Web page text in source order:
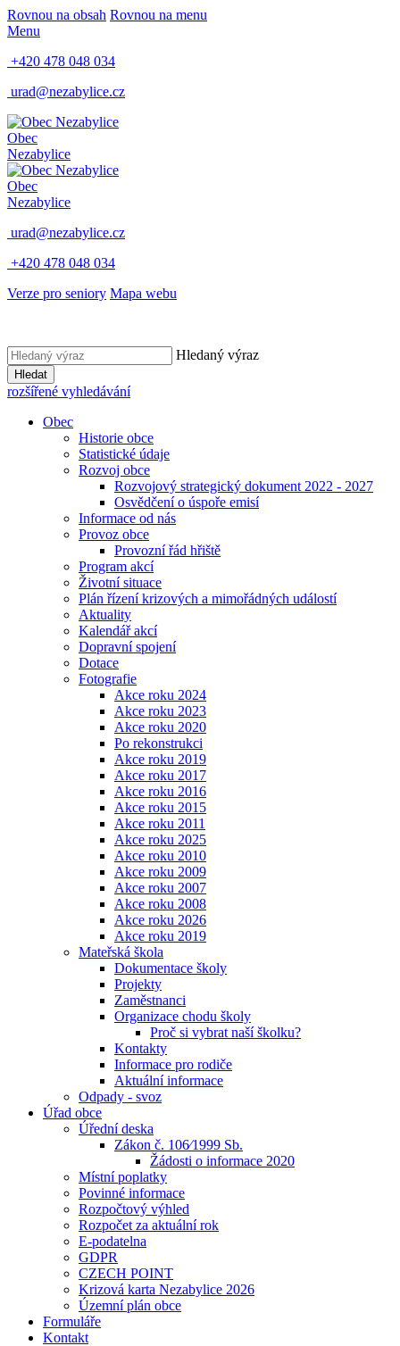
Rovnou na obsah Rovnou na menu
Menu
+420 478 048 034
urad@nezabylice.cz
Obec
Nezabylice
Obec
Nezabylice
urad@nezabylice.cz
+420 478 048 034
Verze pro seniory Mapa webu
Hledaný výraz
Hledat
rozšířené vyhledávání
Obec
Historie obce
Statistické údaje
Rozvoj obce
Rozvojový strategický dokument 2022 - 2027
Osvědčení o úspoře emisí
Informace od nás
Provoz obce
Provozní řád hřiště
Program akcí
Životní situace
Plán řízení krizových a mimořádných událostí
Aktuality
Kalendář akcí
Dopravní spojení
Dotace
Fotografie
Akce roku 2024
Akce roku 2023
Akce roku 2020
Po rekonstrukci
Akce roku 2019
Akce roku 2017
Akce roku 2016
Akce roku 2015
Akce roku 2011
Akce roku 2025
Akce roku 2010
Akce roku 2009
Akce roku 2007
Akce roku 2008
Akce roku 2026
Akce roku 2019
Mateřská škola
Dokumentace školy
Projekty
Zaměstnanci
Organizace chodu školy
Proč si vybrat naší školku?
Kontakty
Informace pro rodiče
Aktuální informace
Odpady - svoz
Úřad obce
Úřední deska
Zákon č. 106⁄1999 Sb.
Žádosti o informace 2020
Místní poplatky
Povinné informace
Rozpočtový výhled
Rozpočet za aktuální rok
E-podatelna
GDPR
CZECH POINT
Krizová karta Nezabylice 2026
Územní plán obce
Formuláře
Kontakt